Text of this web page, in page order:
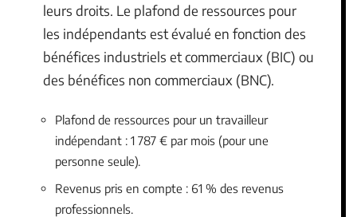
leurs droits. Le plafond de ressources pour
les indépendants est évalué en fonction des
bénéfices industriels et commerciaux (BIC) ou
des bénéfices non commerciaux (BNC).
Plafond de ressources pour un travailleur
indépendant : 1 787 € par mois (pour une
personne seule).
Revenus pris en compte : 61 % des revenus
professionnels.